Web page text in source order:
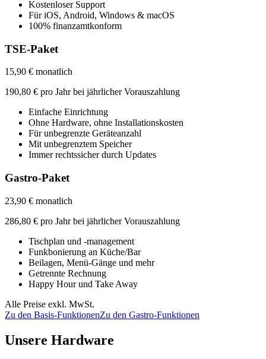
Kostenloser Support
Für iOS, Android, Windows & macOS
100% finanzamtkonform
TSE-Paket
15,90 € monatlich
190,80 € pro Jahr bei jährlicher Vorauszahlung
Einfache Einrichtung
Ohne Hardware, ohne Installationskosten
Für unbegrenzte Geräteanzahl
Mit unbegrenztem Speicher
Immer rechtssicher durch Updates
Gastro-Paket
23,90 € monatlich
286,80 € pro Jahr bei jährlicher Vorauszahlung
Tischplan und -management
Funkbonierung an Küche/Bar
Beilagen, Menü-Gänge und mehr
Getrennte Rechnung
Happy Hour und Take Away
Alle Preise exkl. MwSt.
Zu den Basis-FunktionenZu den Gastro-Funktionen
Unsere Hardware